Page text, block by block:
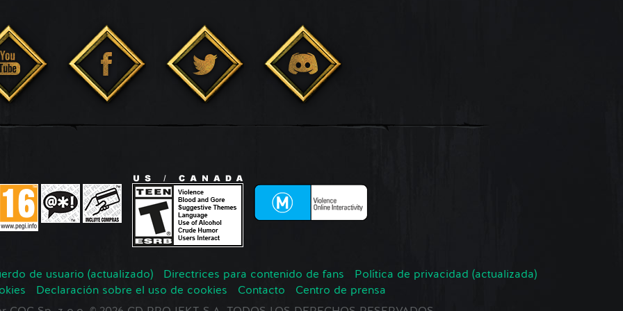
de usuario (actualizado) Directrices para contenido de fans
Política de privacidad (actualizada)
Declaración sobre el uso de cookies Contacto
Centro de prensa